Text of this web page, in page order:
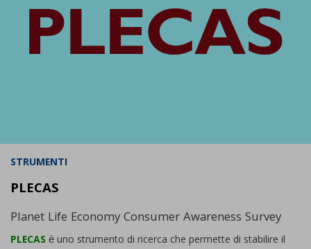
STRUMENTI
PLECAS
Planet Life Economy Consumer Awareness Survey
PLECAS è uno strumento di ricerca che permette di stabilire il